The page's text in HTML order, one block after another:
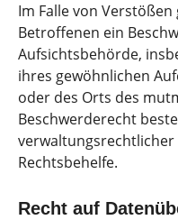
Im Falle von Verstößen
Betroffenen ein
Aufsichtsbehörde,
ihres gewöhnlichen
oder des Orts des
Beschwerderecht
Rechtsbehelfe.
Recht auf